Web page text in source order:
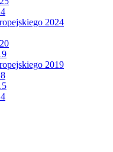
2024
2019